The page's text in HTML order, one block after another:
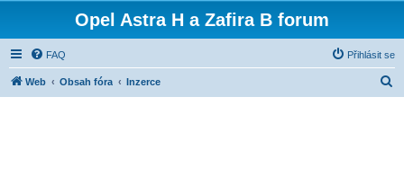
Opel Astra H a Zafira B forum
FAQ Přihlásit se
Web Obsah fóra Inzerce